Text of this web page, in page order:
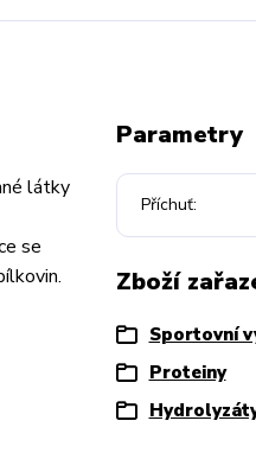
látky
se
Parametry
Příchuť
Zboží
Sportovní
Proteiny